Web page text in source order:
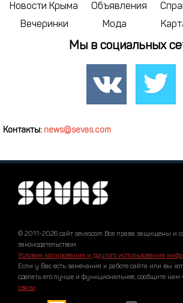
Новости Крыма Объявления
Вечеринки
Мода
Мы в социальных
Контакты: news@sevas.com
© 2011-2026 сайт sevascom Все права защищены и
законодательством.
Условия копирования и другого использования
Если у Вас есть замечания к работе сайта или вы
сделать его лучше и функциональнее, сообщите нам
связи